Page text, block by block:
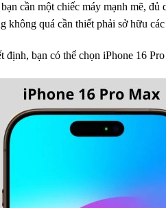
cần một chiếc máy mạnh mẽ,
không quá cần thiết phải sở hữu
định, bạn có thể chọn iPhone 16